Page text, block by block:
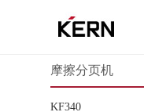
摩擦分页机
KF340